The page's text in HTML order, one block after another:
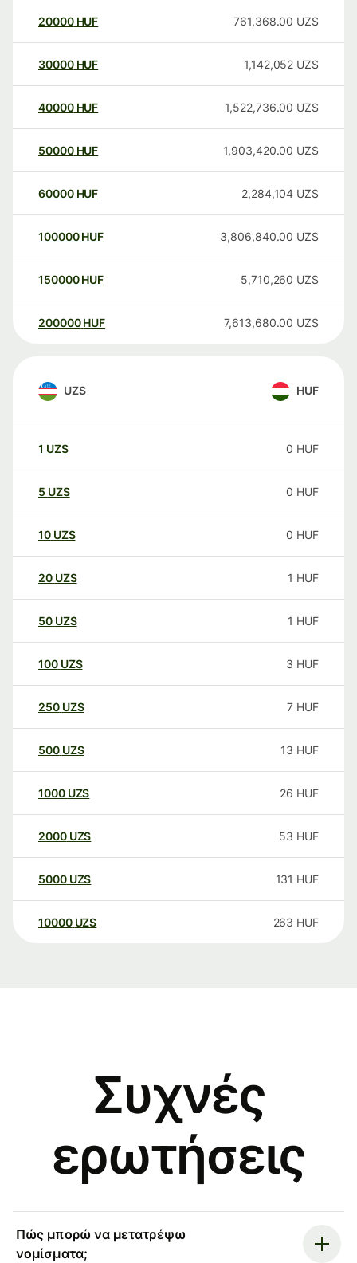
20000 HUF 761,368.00 UZS
30000 HUF 1,142,052 UZS
40000 HUF 1,522,736.00 UZS
50000 HUF 1,903,420.00 UZS
60000 HUF 2,284,104 UZS
100000 HUF 3,806,840.00 UZS
150000 HUF 5,710,260 UZS
200000 HUF 7,613,680.00 UZS
UZS HUF
1 UZS 0 HUF
5 UZS 0 HUF
10 UZS 0 HUF
20 UZS 1 HUF
50 UZS 1 HUF
100 UZS 3 HUF
250 UZS 7 HUF
500 UZS 13 HUF
1000 UZS 26 HUF
2000 UZS 53 HUF
5000 UZS 131 HUF
10000 UZS 263 HUF
Συχνές
ερωτήσεις
Πώς μπορώ να μετατρέψω
νομίσματα;